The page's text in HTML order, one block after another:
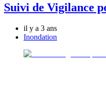
Suivi de Vigilance
il y a 3 ans
Inondation